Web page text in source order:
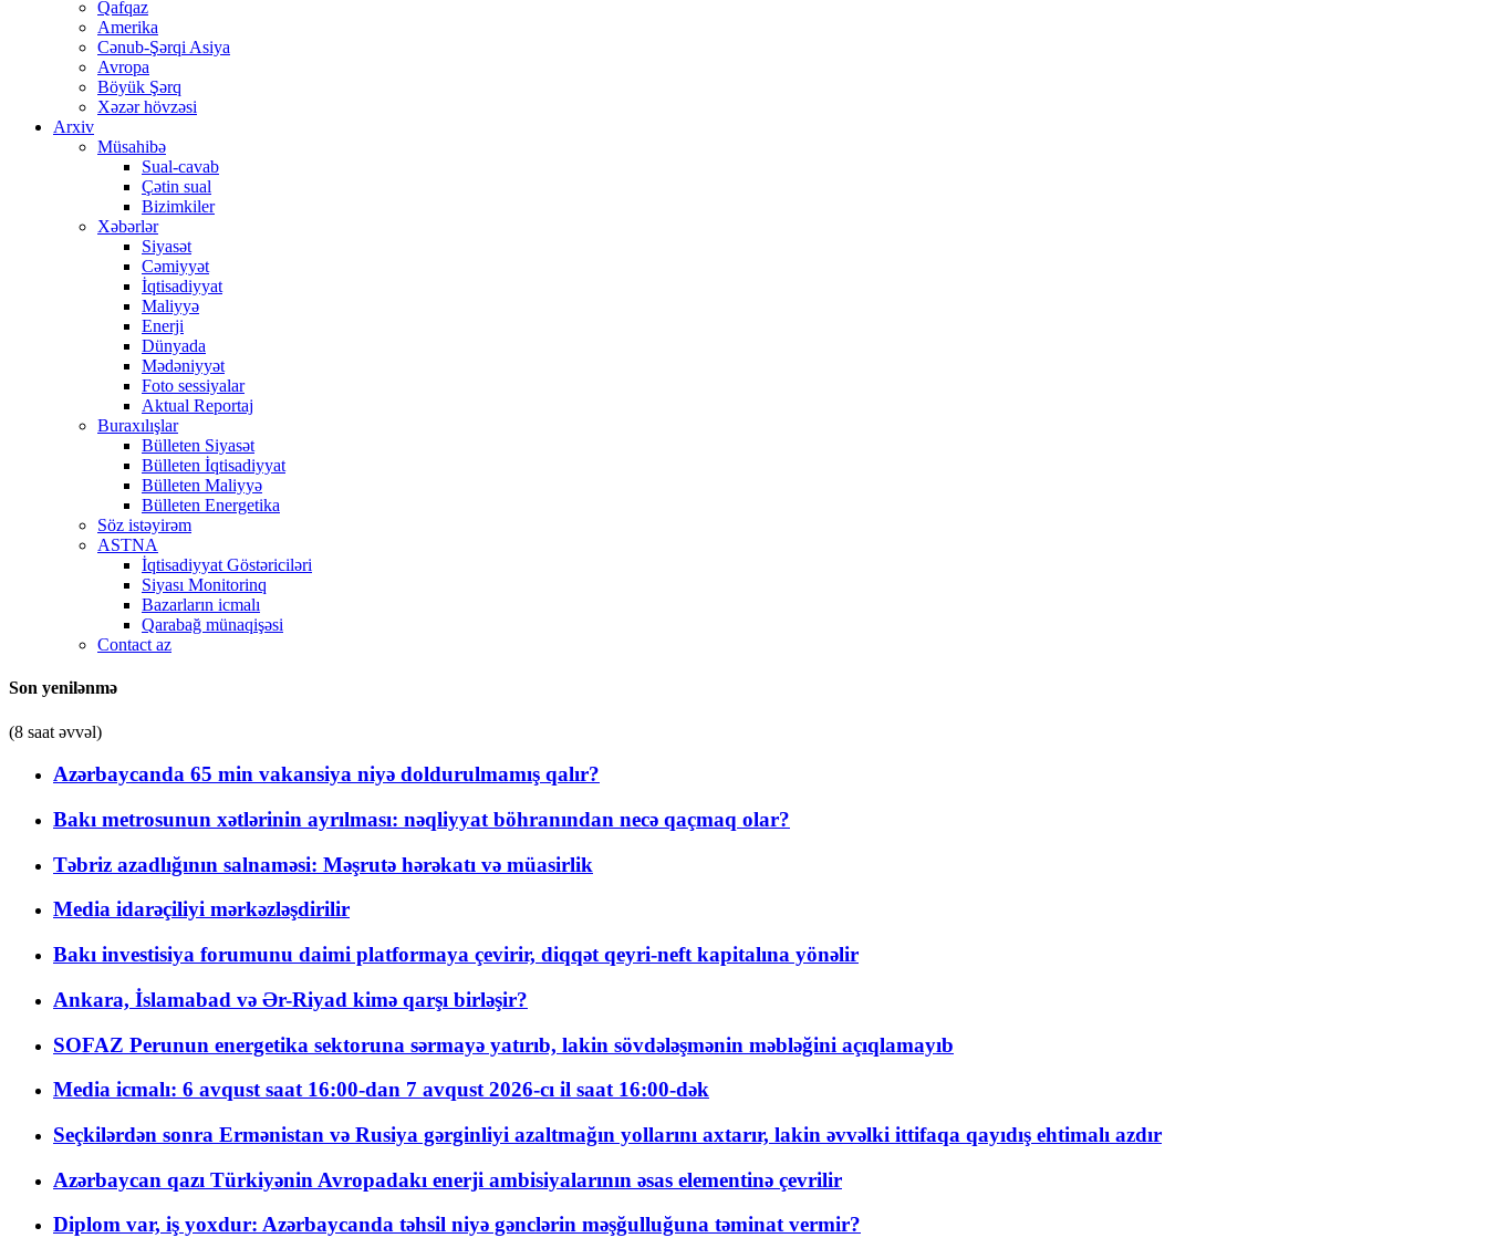
Qafqaz
Amerika
Cənub-Şərqi Asiya
Avropa
Böyük Şərq
Xəzər hövzəsi
Arxiv
Müsahibə
Sual-cavab
Çətin sual
Bizimkiler
Xəbərlər
Siyasət
Cəmiyyət
İqtisadiyyat
Maliyyə
Enerji
Dünyada
Mədəniyyət
Foto sessiyalar
Aktual Reportaj
Buraxılışlar
Bülleten Siyasət
Bülleten İqtisadiyyat
Bülleten Maliyyə
Bülleten Energetika
Söz istəyirəm
ASTNA
İqtisadiyyat Göstəriciləri
Siyası Monitorinq
Bazarların icmalı
Qarabağ münaqişəsi
Contact az
Son yenilənmə
(8 saat əvvəl)
Azərbaycanda 65 min vakansiya niyə doldurulmamış qalır?
Bakı metrosunun xətlərinin ayrılması: nəqliyyat böhranından necə qaçmaq olar?
Təbriz azadlığının salnaməsi: Məşrutə hərəkatı və müasirlik
Media idarəçiliyi mərkəzləşdirilir
Bakı investisiya forumunu daimi platformaya çevirir, diqqət qeyri-neft kapitalına yönəlir
Ankara, İslamabad və Ər-Riyad kimə qarşı birləşir?
SOFAZ Perunun energetika sektoruna sərmayə yatırıb, lakin sövdələşmənin məbləğini açıqlamayıb
Media icmalı: 6 avqust saat 16:00-dan 7 avqust 2026-cı il saat 16:00-dək
Seçkilərdən sonra Ermənistan və Rusiya gərginliyi azaltmağın yollarını axtarır, lakin əvvəlki ittifaqa qayıdış ehtimalı azdır
Azərbaycan qazı Türkiyənin Avropadakı enerji ambisiyalarının əsas elementinə çevrilir
Diplom var, iş yoxdur: Azərbaycanda təhsil niyə gənclərin məşğulluğuna təminat vermir?